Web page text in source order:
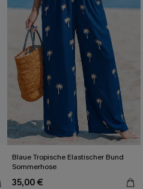
Blaue Tropische Elastischer Bund
Sommerhose
35,00 €